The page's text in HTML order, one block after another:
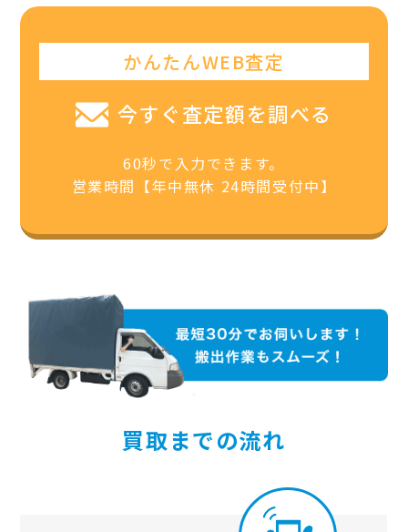
かんたんWEB査定
今すぐ査定額を調べる
60秒で入力できます。
営業時間【年中無休 24時間受付中】
買取までの流れ